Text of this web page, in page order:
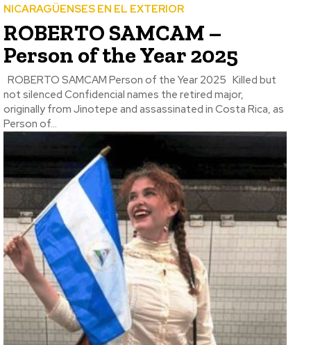
NICARAGÜENSES EN EL EXTERIOR
ROBERTO SAMCAM –
Person of the Year 2025
ROBERTO SAMCAM Person of the Year 2025 Killed but
not silenced Confidencial names the retired major,
originally from Jinotepe and assassinated in Costa Rica, as
Person of...